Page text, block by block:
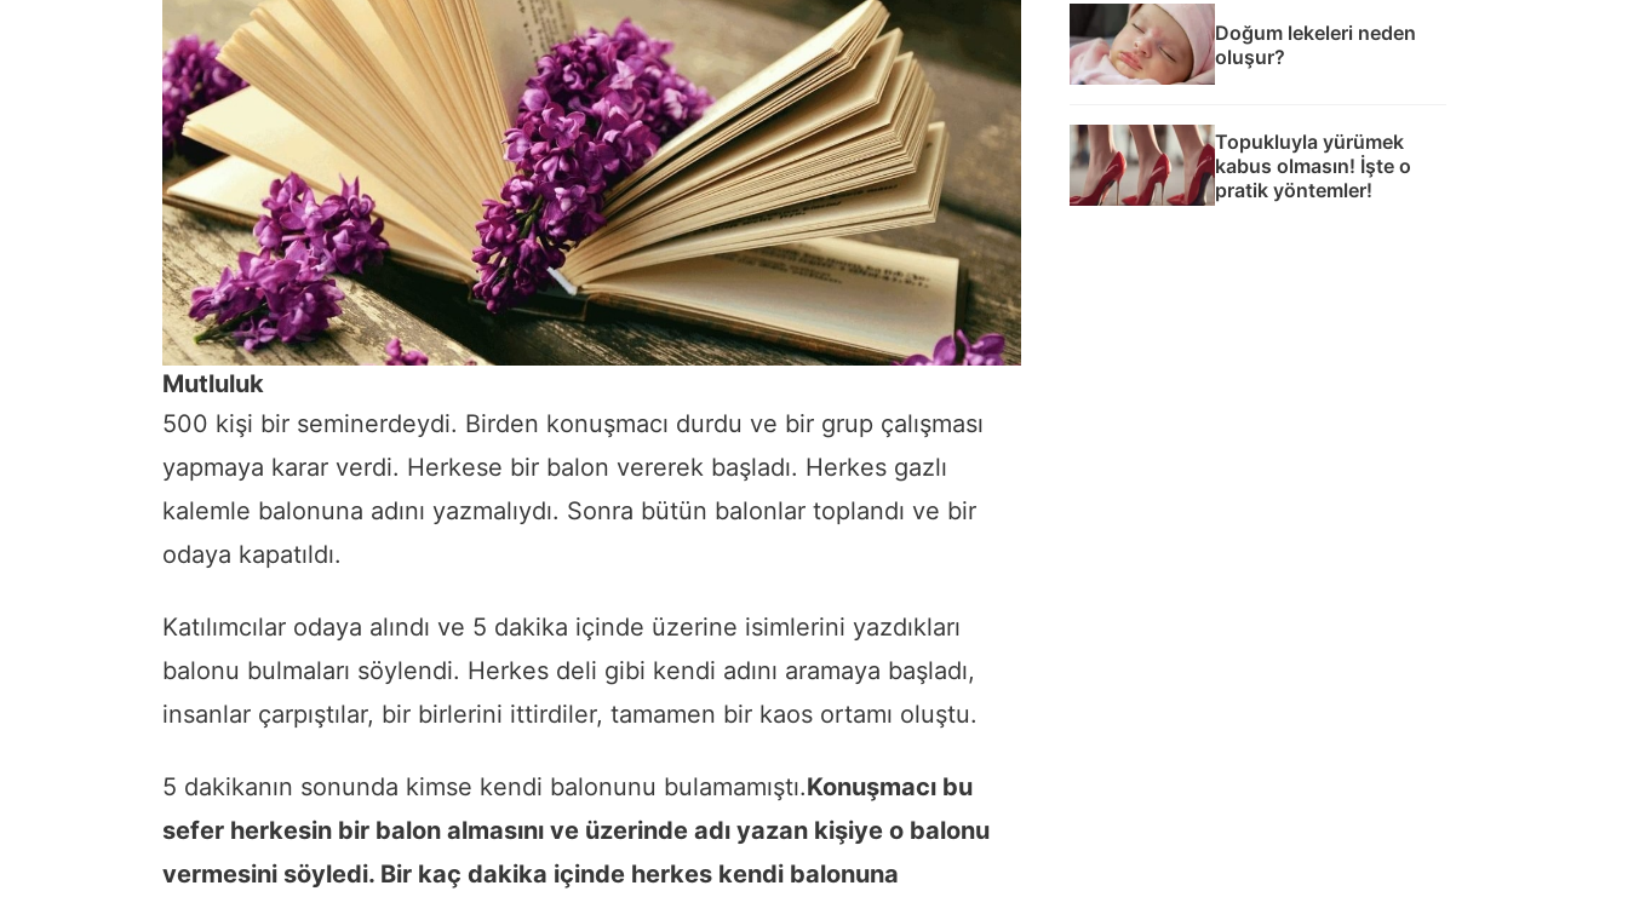
Mutluluk
500 kişi bir seminerdeydi. Birden konuşmacı durdu ve bir grup çalışması
yapmaya karar verdi. Herkese bir balon vererek başladı. Herkes gazlı
kalemle balonuna adını yazmalıydı. Sonra bütün balonlar toplandı ve bir
odaya kapatıldı.
Katılımcılar odaya alındı ve 5 dakika içinde üzerine isimlerini yazdıkları
balonu bulmaları söylendi. Herkes deli gibi kendi adını aramaya başladı,
insanlar çarpıştılar, bir birlerini ittirdiler, tamamen bir kaos ortamı oluştu.
5 dakikanın sonunda kimse kendi balonunu bulamamıştı.Konuşmacı bu
sefer herkesin bir balon almasını ve üzerinde adı yazan kişiye o balonu
vermesini söyledi. Bir kaç dakika içinde herkes kendi balonuna
Doğum lekeleri neden
oluşur?
Topukluyla yürümek
kabus olmasın! İşte o
pratik yöntemler!